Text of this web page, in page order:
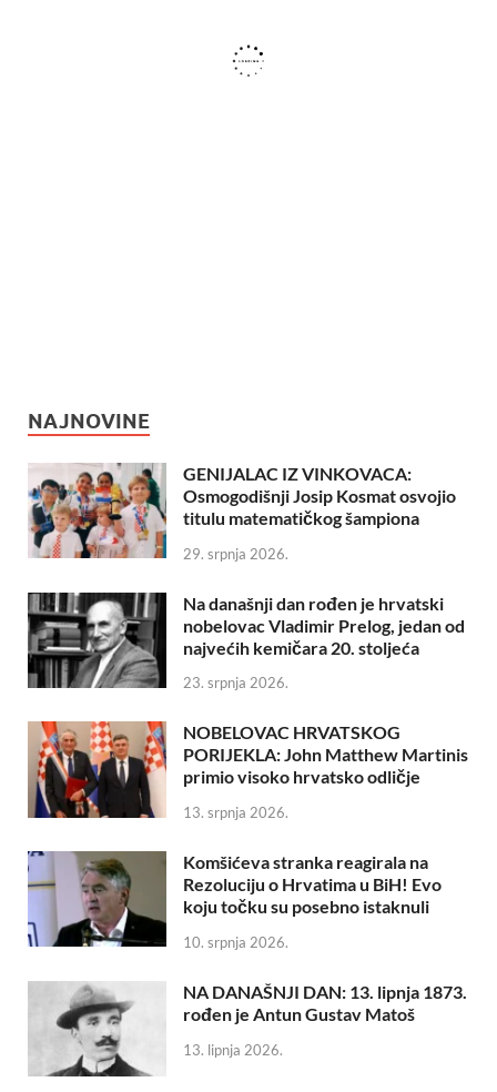
NAJNOVINE
GENIJALAC IZ VINKOVACA:
Osmogodišnji Josip Kosmat osvojio
titulu matematičkog šampiona
29. srpnja 2026.
Na današnji dan rođen je hrvatski
nobelovac Vladimir Prelog, jedan od
najvećih kemičara 20. stoljeća
23. srpnja 2026.
NOBELOVAC HRVATSKOG
PORIJEKLA: John Matthew Martinis
primio visoko hrvatsko odličje
13. srpnja 2026.
Komšićeva stranka reagirala na
Rezoluciju o Hrvatima u BiH! Evo
koju točku su posebno istaknuli
10. srpnja 2026.
NA DANAŠNJI DAN: 13. lipnja 1873.
rođen je Antun Gustav Matoš
13. lipnja 2026.